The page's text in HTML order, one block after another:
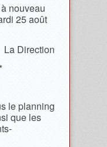
nouveau
25 août
La Direction
le planning
que les